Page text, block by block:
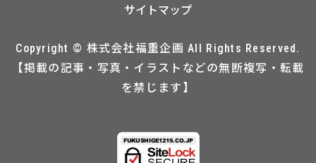
サイトマップ
Copyright © 株式会社福重企画 All Rights Reserved.
【掲載の記事・写真・イラストなどの無断複写・転載
を禁じます】